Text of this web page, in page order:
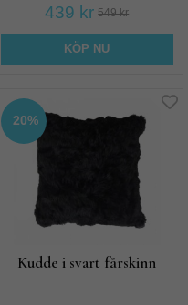
439 kr 549 kr
KÖP NU
20%
Kudde i svart fårskinn